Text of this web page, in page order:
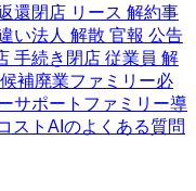
還閉店 リース 解約事
い法人 解散 官報 公告
手続き 閉店 従業員 解
補廃業ファミリー必
サポートファミリー導
ストAIのよくある質問